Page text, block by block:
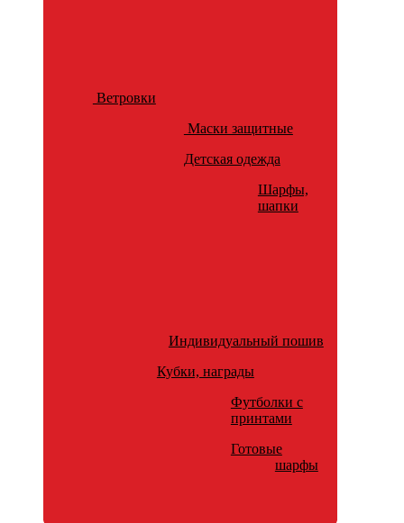
Ветровки
Маски защитные
Детская одежда
Шарфы,
шапки
Индивидуальный пошив
Кубки, награды
Футболки с
принтами
Готовые
шарфы